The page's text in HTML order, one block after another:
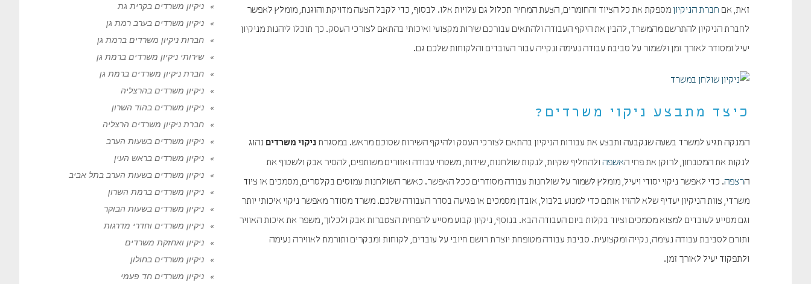
זאת, אם חברת הניקיון מספקת את כל הציוד והחומרים, הצעת המחיר תכלול גם עלויות אלו. לבסוף, כדי לקבל הצעה מדויקת והוגנת, מומלץ לאפשר
לחברת הניקיון להתרשם מהמשרד, להבין את היקף העבודה ולהתאים עבורכם שירות מקצועי ואיכותי בהתאם לצורכי העסק. כך תוכלו ליהנות מניקיון
יעיל ומסודר לאורך זמן ולשמור על סביבת עבודה נעימה ונקייה עבור העובדים והלקוחות שלכם גם.
כיצד מתבצע ניקוי משרדים?
המנקה תגיע למשרד בשעה שנקבעה ותבצע את עבודות הניקיון בהתאם לצורכי העסק ולהיקף השירות שסוכם מראש. במסגרתניקוי משרדים נהוג
לנקות את המטבחון, לרוקן את פחי האשפה ולהחליף שקיות, לנקות שולחנות, שידות, משטחי עבודה ואזורים משותפים, להסיר אבק ולשטוף את
הרצפה. כדי לאפשר ניקוי יסודי ויעיל, מומלץ לשמור על שולחנות עבודה מסודרים ככל האפשר. כאשר השולחנות עמוסים בקלסרים, מסמכים או ציוד
משרדי, צוות הניקיון יעדיף שלא להזיז אותם כדי למנוע בלבול, אובדן מסמכים או פגיעה בסדר העבודה שלכם. משרד מסודר מאפשר ניקוי איכותי יותר
וגם מסייע לעובדים למצוא מסמכים וציוד בקלות ביום העבודה הבא. בנוסף, ניקיון קבוע מסייע להפחית הצטברות אבק ולכלוך, משפר את איכות האוויר
ותורם לסביבת עבודה נעימה, נקייה ומקצועית. סביבת עבודה מטופחת יוצרת רושם חיובי על עובדים, לקוחות ומבקרים ותורמת לאווירה נעימה
ולתפקוד יעיל לאורך זמן.
ניקיון משרדים בקרית גת
ניקיון משרדים בערב רמת גן
חברות ניקיון משרדים ברמת גן
שירותי ניקיון משרדים ברמת גן
חברת ניקיון משרדים ברמת גן
ניקיון משרדים בהרצליה
ניקיון משרדים בהוד השרון
חברת ניקיון משרדים הרצליה
ניקיון משרדים בשעות הערב
ניקיון משרדים בראש העין
ניקיון משרדים בשעות הערב בתל אביב
ניקיון משרדים ברמת השרון
ניקיון משרדים בשעות הבוקר
ניקיון משרדים וחדרי מדרגות
ניקיון ואחזקת משרדים
ניקיון משרדים בחולון
ניקיון משרדים חד פעמי